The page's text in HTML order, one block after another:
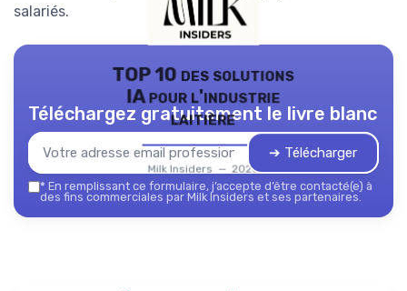
salariés.
TOP 10 des solutions
IA pour l'industrie
laitière
Milk Insiders — 2026
Téléchargez gratuitement le livre blanc
➔ Télécharger
* En remplissant ce formulaire, j’accepte d’être contacté(e) à
des fins commerciales par Milk Insiders et ses partenaires.